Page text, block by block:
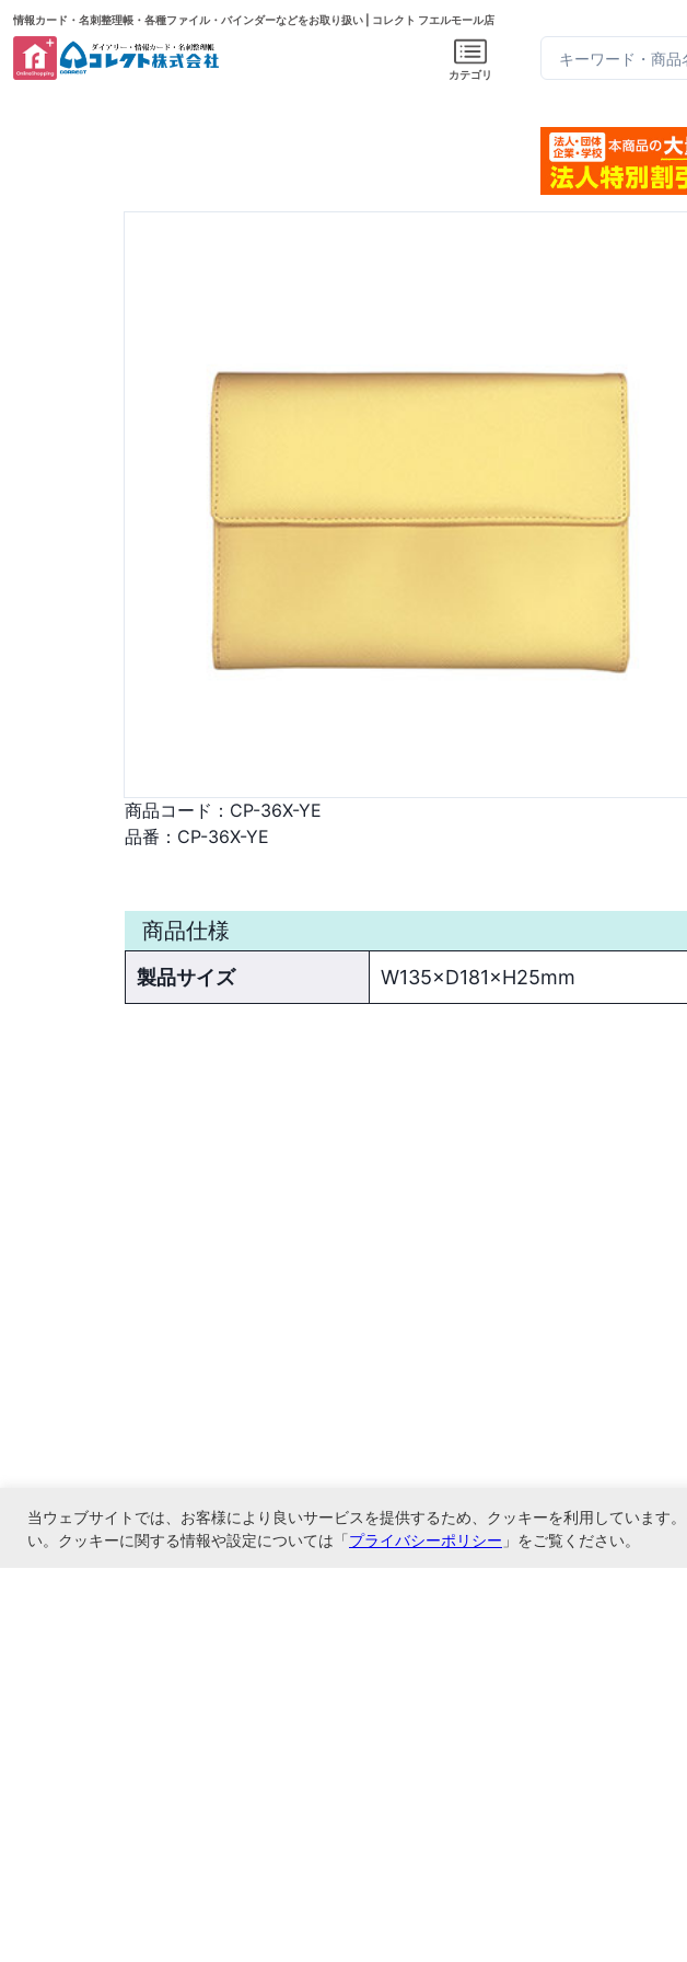
情報カード・名刺整理帳・各種ファイル・バインダーなどをお取り扱い | コレクト フエルモール店
カテゴリ
商品コード： CP-36X-YE
品番： CP-36X-YE
商品仕様
製品サイズ W135×D181×H25mm
当ウェブサイトでは、お客様により良いサービスを提供するため、クッキーを利用しています
い。クッキーに関する情報や設定については「プライバシーポリシー 」をご覧ください。